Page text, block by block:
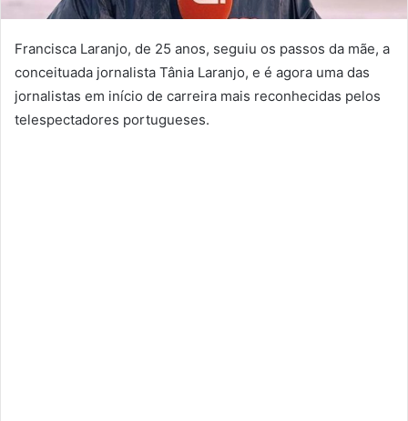
Francisca Laranjo, de 25 anos, seguiu os passos da mãe, a
conceituada jornalista Tânia Laranjo, e é agora uma das
jornalistas em início de carreira mais reconhecidas pelos
telespectadores portugueses.